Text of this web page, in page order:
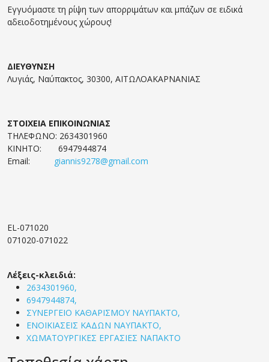
Εγγυόμαστε τη ρίψη των απορριμάτων και μπάζων σε ειδικά
αδειοδοτημένους χώρους!
ΔΙΕΥΘΥΝΣΗ
Λυγιάς, Ναύπακτος, 30300, ΑΙΤΩΛΟΑΚΑΡΝΑΝΙΑΣ
ΣΤΟΙΧΕΙΑ ΕΠΙΚΟΙΝΩΝΙΑΣ
ΤΗΛΕΦΩΝΟ: 2634301960
ΚΙΝΗΤΟ: 6947944874
Email: giannis9278@gmail.com
EL-071020
071020-071022
Λέξεις-κλειδιά:
2634301960,
6947944874,
ΣΥΝΕΡΓΕΙΟ ΚΑΘΑΡΙΣΜΟΥ ΝΑΥΠΑΚΤΟ,
ΕΝΟΙΚΙΑΣΕΙΣ ΚΑΔΩΝ ΝΑΥΠΑΚΤΟ,
ΧΩΜΑΤΟΥΡΓΙΚΕΣ ΕΡΓΑΣΙΕΣ ΝΑΠΑΚΤΟ